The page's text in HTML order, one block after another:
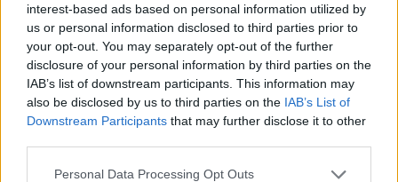
interest-based ads based on personal information utilized by
us or personal information disclosed to third parties prior to
your opt-out. You may separately opt-out of the further
disclosure of your personal information by third parties on the
IAB’s list of downstream participants. This information may
also be disclosed by us to third parties on the IAB’s List of
Downstream Participants that may further disclose it to other
Personal Data Processing Opt Outs
recupero Alberto Gilardino. Domani rifinitura al
mattino, poi dall 11:45 circa la conferenza
stampa pregara del tecnico boemo.
QUI ROMA- Sorride Spalletti che